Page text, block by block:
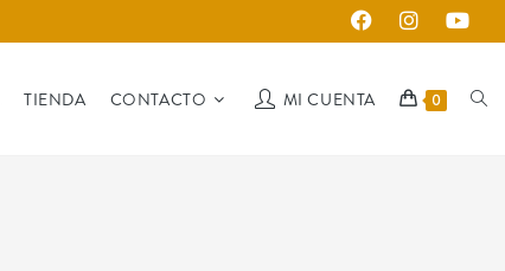
TIENDA CONTACTO MI CUENTA 0